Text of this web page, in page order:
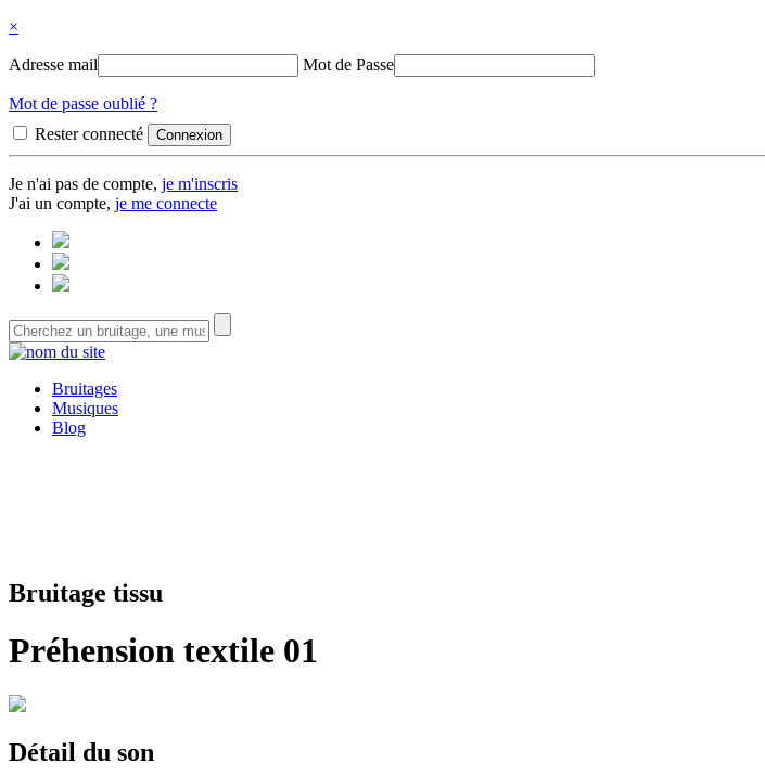
×
Adresse mail Mot de Passe
Mot de passe oublié ?
Rester connecté
Je n'ai pas de compte, je m'inscris
J'ai un compte, je me connecte
Bruitages
Musiques
Blog
Bruitage tissu
Préhension textile 01
Détail du son